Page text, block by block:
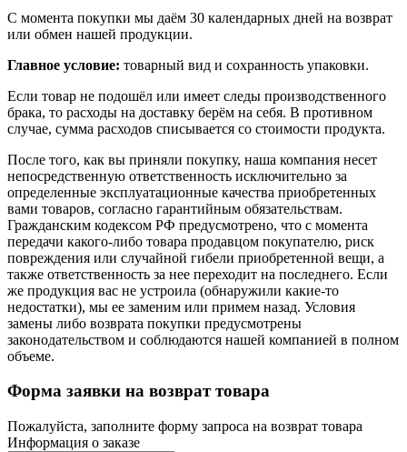
С момента покупки мы даём 30 календарных дней на возврат
или обмен нашей продукции.
Главное условие: товарный вид и сохранность упаковки.
Если товар не подошёл или имеет следы производственного
брака, то расходы на доставку берём на себя. В противном
случае, сумма расходов списывается со стоимости продукта.
После того, как вы приняли покупку, наша компания несет
непосредственную ответственность исключительно за
определенные эксплуатационные качества приобретенных
вами товаров, согласно гарантийным обязательствам.
Гражданским кодексом РФ предусмотрено, что с момента
передачи какого-либо товара продавцом покупателю, риск
повреждения или случайной гибели приобретенной вещи, а
также ответственность за нее переходит на последнего. Если
же продукция вас не устроила (обнаружили какие-то
недостатки), мы ее заменим или примем назад. Условия
замены либо возврата покупки предусмотрены
законодательством и соблюдаются нашей компанией в полном
объеме.
Форма заявки на возврат товара
Пожалуйста, заполните форму запроса на возврат товара
Информация о заказе